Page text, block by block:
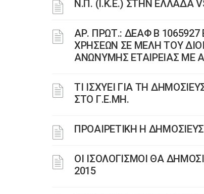
Ν.Π. (Ι.Κ.Ε.) ΣΤΗΝ ΕΛΛΑΔΑ
ΑΡ. ΠΡΩΤ.: ΔΕΑΦ Β
ΧΡΗΣΕΩΝ ΣΕ ΜΕΛΗ ΤΟΥ
ΑΝΩΝΥΜΗΣ ΕΤΑΙΡΕΙΑΣ ΜΕ
ΤΙ ΙΣΧΥΕΙ ΓΙΑ ΤΗ
ΣΤΟ Γ.Ε.ΜΗ.
ΠΡΟΑΙΡΕΤΙΚΗ Η
ΟΙ ΙΣΟΛΟΓΙΣΜΟΙ ΘΑ
2015